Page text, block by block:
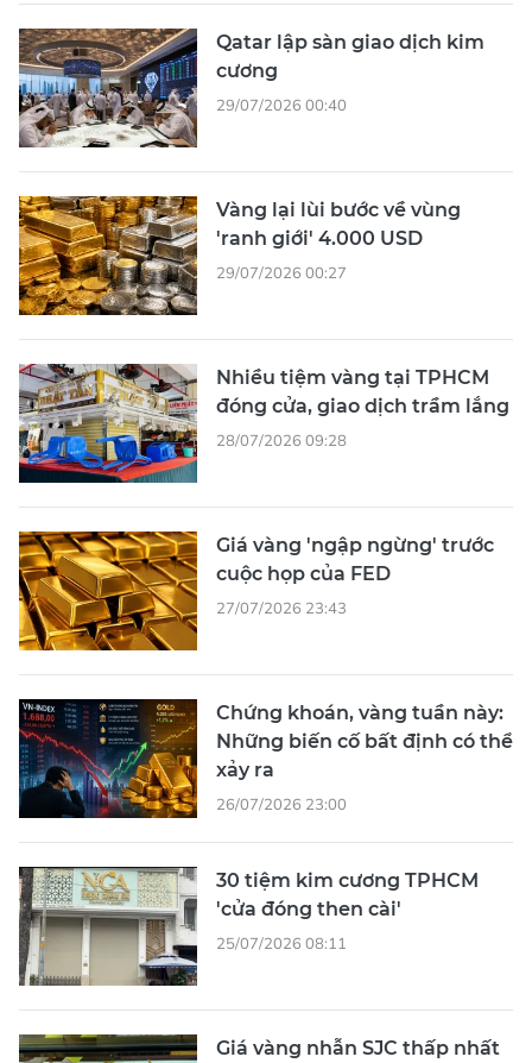
Qatar lập sàn giao dịch kim
cương
29/07/2026 00:40
Vàng lại lùi bước về vùng
'ranh giới' 4.000 USD
29/07/2026 00:27
Nhiều tiệm vàng tại TPHCM
đóng cửa, giao dịch trầm lắng
28/07/2026 09:28
Giá vàng 'ngập ngừng' trước
cuộc họp của FED
27/07/2026 23:43
Chứng khoán, vàng tuần này:
Những biến cố bất định có thể
xảy ra
26/07/2026 23:00
30 tiệm kim cương TPHCM
'cửa đóng then cài'
25/07/2026 08:11
Giá vàng nhẫn SJC thấp nhất